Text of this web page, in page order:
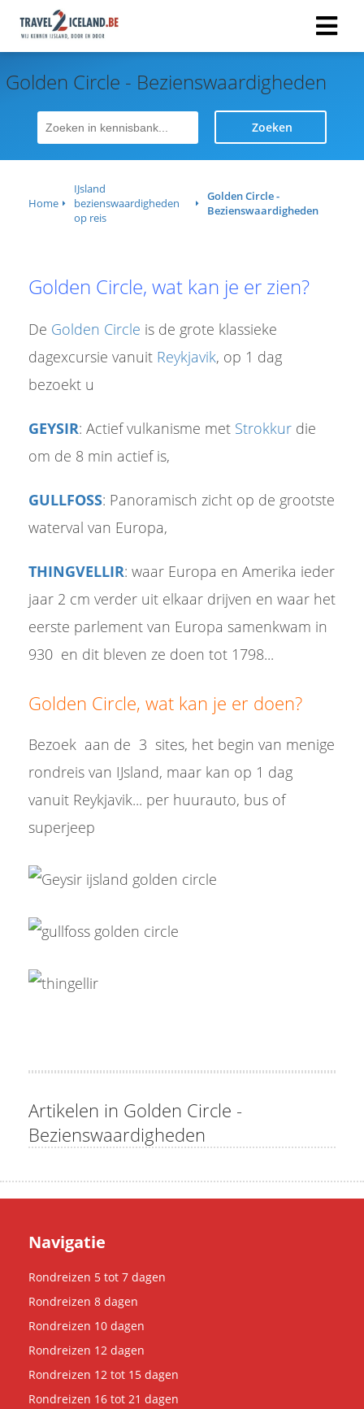
Golden Circle - Bezienswaardigheden
Zoeken
Home
IJsland
bezienswaardigheden
op reis
Golden Circle -
Bezienswaardigheden
Golden Circle, wat kan je er zien?
De Golden Circle is de grote klassieke
dagexcursie vanuit Reykjavik, op 1 dag
bezoekt u
GEYSIR: Actief vulkanisme met Strokkur die
om de 8 min actief is,
GULLFOSS: Panoramisch zicht op de grootste
waterval van Europa,
THINGVELLIR: waar Europa en Amerika ieder
jaar 2 cm verder uit elkaar drijven en waar het
eerste parlement van Europa samenkwam in
930 en dit bleven ze doen tot 1798...
Golden Circle, wat kan je er doen?
Bezoek aan de 3 sites, het begin van menige
rondreis van IJsland, maar kan op 1 dag
vanuit Reykjavik... per huurauto, bus of
superjeep
Artikelen in Golden Circle -
Bezienswaardigheden
Navigatie
Rondreizen 5 tot 7 dagen
Rondreizen 8 dagen
Rondreizen 10 dagen
Rondreizen 12 dagen
Rondreizen 12 tot 15 dagen
Rondreizen 16 tot 21 dagen